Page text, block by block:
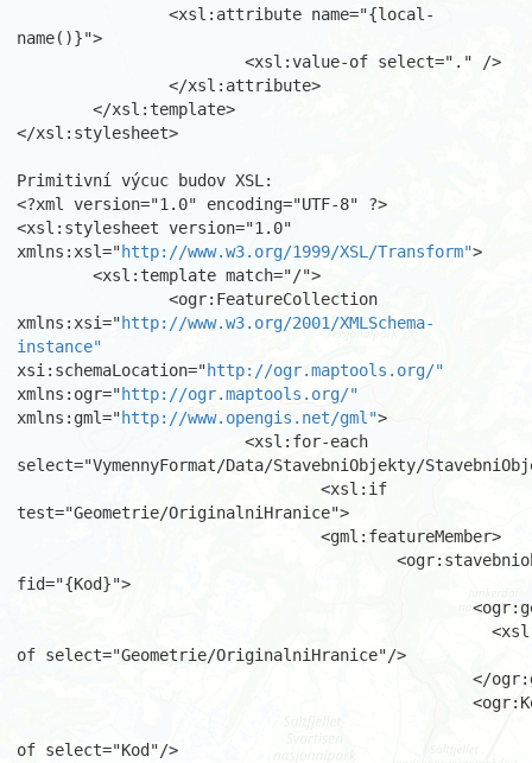
name()}">
</xsl:stylesheet>
Primitivní výcuc budov XSL:
<?xml version="1.0" encoding="UTF-8" ?>
<xsl:stylesheet version="1.0"
xmlns:xsl="http://www.w3.org/1999/XSL/Transform">
xmlns:xsi="http://www.w3.org/2001/XMLSchema-
instance"
xsi:schemaLocation="http://ogr.maptools.org/"
xmlns:ogr="http://ogr.maptools.org/"
xmlns:gml="http://www.opengis.net/gml">
select="VymennyFormat/Data/StavebniObjekty/
test="Geometrie/OriginalniHranice">
fid="{Kod}">
						<ogr:geometryProperty>
of select="Geometrie/OriginalniHranice"/>
of select="Kod"/>